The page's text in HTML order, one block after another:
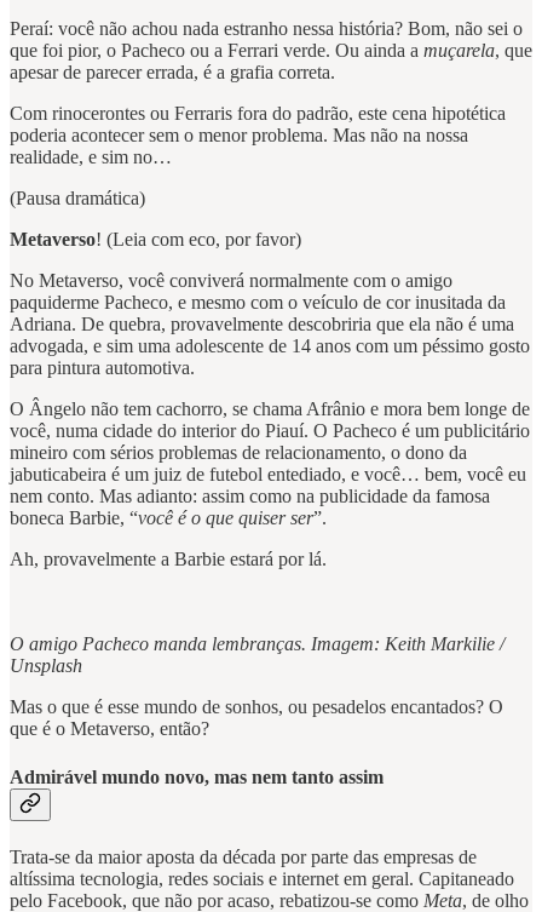
Peraí: você não achou nada estranho nessa história? Bom, não sei o
que foi pior, o Pacheco ou a Ferrari verde. Ou ainda a muçarela, que
apesar de parecer errada, é a grafia correta.
Com rinocerontes ou Ferraris fora do padrão, este cena hipotética
poderia acontecer sem o menor problema. Mas não na nossa
realidade, e sim no…
(Pausa dramática)
Metaverso! (Leia com eco, por favor)
No Metaverso, você conviverá normalmente com o amigo
paquiderme Pacheco, e mesmo com o veículo de cor inusitada da
Adriana. De quebra, provavelmente descobriria que ela não é uma
advogada, e sim uma adolescente de 14 anos com um péssimo gosto
para pintura automotiva.
O Ângelo não tem cachorro, se chama Afrânio e mora bem longe de
você, numa cidade do interior do Piauí. O Pacheco é um publicitário
mineiro com sérios problemas de relacionamento, o dono da
jabuticabeira é um juiz de futebol entediado, e você… bem, você eu
nem conto. Mas adianto: assim como na publicidade da famosa
boneca Barbie, “você é o que quiser ser”.
Ah, provavelmente a Barbie estará por lá.
O amigo Pacheco manda lembranças. Imagem: Keith Markilie /
Unsplash
Mas o que é esse mundo de sonhos, ou pesadelos encantados? O
que é o Metaverso, então?
Admirável mundo novo, mas nem tanto assim
Trata-se da maior aposta da década por parte das empresas de
altíssima tecnologia, redes sociais e internet em geral. Capitaneado
pelo Facebook, que não por acaso, rebatizou-se como Meta, de olho